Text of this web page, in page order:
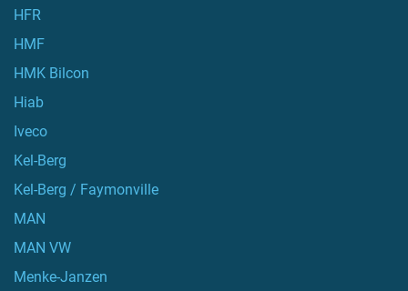
HFR
HMF
HMK Bilcon
Hiab
Iveco
Kel-Berg
Kel-Berg / Faymonville
MAN
MAN VW
Menke-Janzen